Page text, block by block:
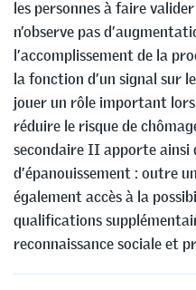
les personnes à faire
n’observe pas
l’accomplissement de la
la fonction d’un signal sur
jouer un rôle important lors
réduire le risque de
secondaire II apporte ainsi
d’épanouissement : outre
également accès à la
qualifications
reconnaissance sociale et